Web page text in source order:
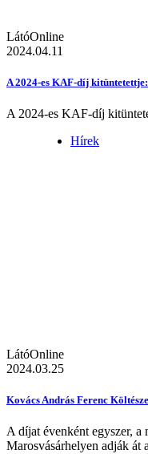
LátóOnline
2024.04.11
A 2024-es KAF-díj
A 2024-es KAF-díj
Hírek
LátóOnline
2024.03.25
Kovács András Ferenc
A díjat évenként egyszer, a
Marosvásárhelyen adják át